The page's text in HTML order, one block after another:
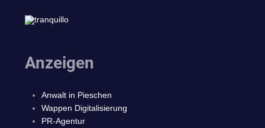
Anzeigen
Anwalt in Pieschen
Wappen Digitalisierung
PR-Agentur